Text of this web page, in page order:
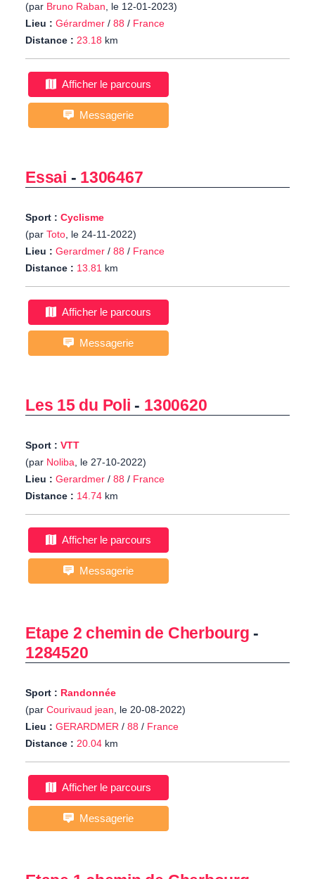
(par Bruno Raban, le 12-01-2023)
Lieu : Gérardmer / 88 / France
Distance : 23.18 km
Afficher le parcours
Messagerie
Essai - 1306467
Sport : Cyclisme
(par Toto, le 24-11-2022)
Lieu : Gerardmer / 88 / France
Distance : 13.81 km
Afficher le parcours
Messagerie
Les 15 du Poli - 1300620
Sport : VTT
(par Noliba, le 27-10-2022)
Lieu : Gerardmer / 88 / France
Distance : 14.74 km
Afficher le parcours
Messagerie
Etape 2 chemin de Cherbourg -
1284520
Sport : Randonnée
(par Courivaud jean, le 20-08-2022)
Lieu : GERARDMER / 88 / France
Distance : 20.04 km
Afficher le parcours
Messagerie